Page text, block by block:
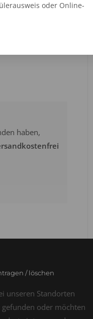
haben,
/ löschen
unseren Standorten
gefunden oder möchten
oder Online-